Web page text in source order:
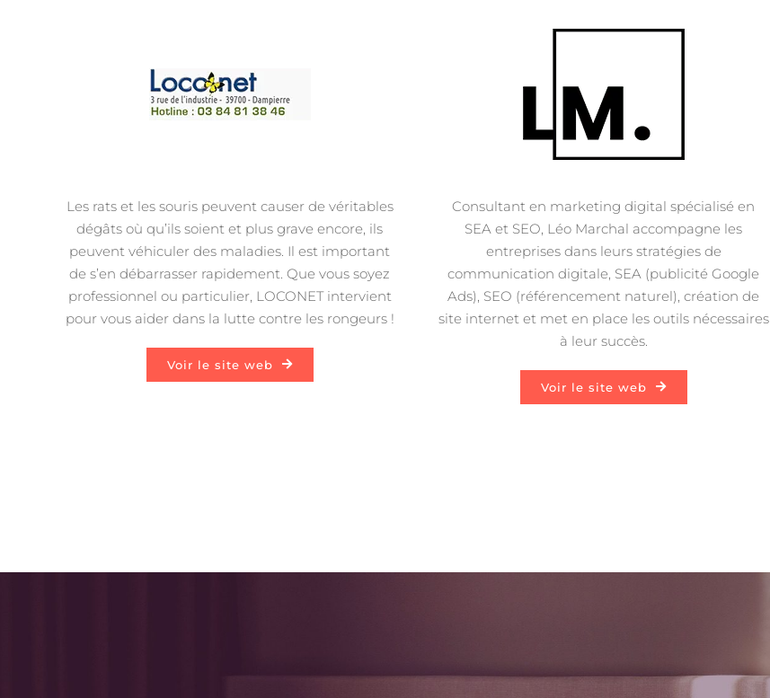
Les rats et les souris peuvent causer de véritables
dégâts où qu’ils soient et plus grave encore, ils
peuvent véhiculer des maladies. Il est important
de s’en débarrasser rapidement. Que vous soyez
professionnel ou particulier, LOCONET intervient
pour vous aider dans la lutte contre les rongeurs !
Voir le site web
Consultant en marketing digital spécialisé en
SEA et SEO, Léo Marchal accompagne les
entreprises dans leurs stratégies de
communication digitale, SEA (publicité Google
Ads), SEO (référencement naturel), création de
site internet et met en place les outils nécessaires
à leur succès.
Voir le site web